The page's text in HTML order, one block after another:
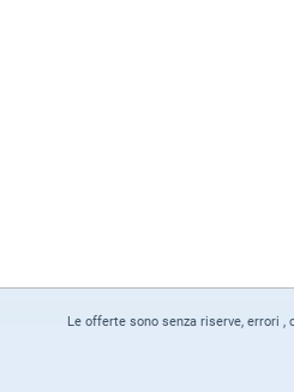
Le offerte sono senza riserve, errori